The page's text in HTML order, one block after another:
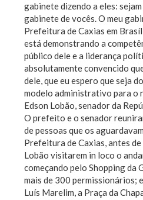
gabinete dizendo a eles:
gabinete de vocês. O meu
Prefeitura de Caxias em
está demonstrando a
público dele e a liderança
absolutamente convencido
dele, que eu espero que seja
modelo administrativo para o
Edson Lobão, senador da
O prefeito e o senador
de pessoas que os
Prefeitura de Caxias, antes
Lobão visitarem in loco o
começando pelo Shopping da
mais de 300 permissionários;
Luís Marelim, a Praça da